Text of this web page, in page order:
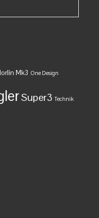
Mk3 One Design
Super3 Technik